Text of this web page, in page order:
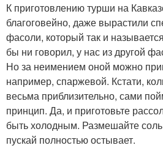
К приготовлению турши на
благоговейно, даже вырастили
фасоли, который так и
бы ни говорил, у нас из другой
Но за неимением оной можно
например, спаржевой. Кстати,
весьма приблизительно, сами
принцип. Да, и приготовьте
быть холодным. Размешайте
пускай полностью остывает.